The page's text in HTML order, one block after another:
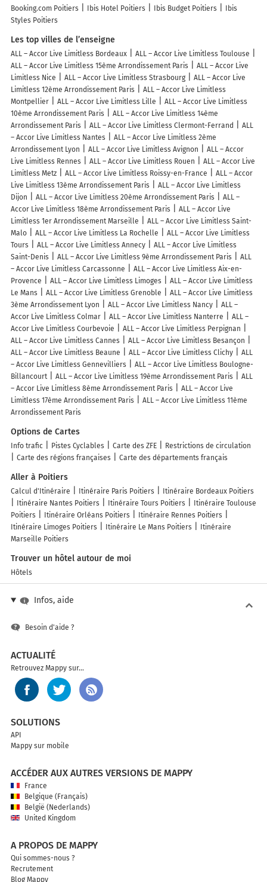
Booking.com Poitiers Ibis Hotel Poitiers Ibis Budget Poitiers
Ibis
Styles Poitiers
Les top villes de l’enseigne
ALL – Accor Live Limitless Bordeaux
ALL – Accor Live Limitless Toulouse
ALL – Accor Live Limitless 15ème Arrondissement Paris
ALL – Accor Live
Limitless Nice
ALL – Accor Live Limitless Strasbourg
ALL – Accor Live
Limitless 12ème Arrondissement Paris
ALL – Accor Live Limitless
Montpellier
ALL – Accor Live Limitless Lille
ALL – Accor Live Limitless
10ème Arrondissement Paris
ALL – Accor Live Limitless 14ème
Arrondissement Paris
ALL – Accor Live Limitless Clermont-Ferrand
ALL
– Accor Live Limitless Nantes
ALL – Accor Live Limitless 2ème
Arrondissement Lyon
ALL – Accor Live Limitless Avignon
ALL – Accor
Live Limitless Rennes
ALL – Accor Live Limitless Rouen
ALL – Accor Live
Limitless Metz
ALL – Accor Live Limitless Roissy-en-France
ALL – Accor
Live Limitless 13ème Arrondissement Paris
ALL – Accor Live Limitless
Dijon
ALL – Accor Live Limitless 20ème Arrondissement Paris
ALL –
Accor Live Limitless 18ème Arrondissement Paris
ALL – Accor Live
Limitless 1er Arrondissement Marseille
ALL – Accor Live Limitless Saint-
Malo
ALL – Accor Live Limitless La Rochelle
ALL – Accor Live Limitless
Tours
ALL – Accor Live Limitless Annecy
ALL – Accor Live Limitless
Saint-Denis
ALL – Accor Live Limitless 9ème Arrondissement Paris
ALL
– Accor Live Limitless Carcassonne
ALL – Accor Live Limitless Aix-en-
Provence
ALL – Accor Live Limitless Limoges
ALL – Accor Live Limitless
Le Mans
ALL – Accor Live Limitless Grenoble
ALL – Accor Live Limitless
3ème Arrondissement Lyon
ALL – Accor Live Limitless Nancy
ALL –
Accor Live Limitless Colmar
ALL – Accor Live Limitless Nanterre
ALL –
Accor Live Limitless Courbevoie
ALL – Accor Live Limitless Perpignan
ALL – Accor Live Limitless Cannes
ALL – Accor Live Limitless Besançon
ALL – Accor Live Limitless Beaune
ALL – Accor Live Limitless Clichy
ALL
– Accor Live Limitless Gennevilliers
ALL – Accor Live Limitless Boulogne-
Billancourt
ALL – Accor Live Limitless 19ème Arrondissement Paris
ALL
– Accor Live Limitless 8ème Arrondissement Paris
ALL – Accor Live
Limitless 17ème Arrondissement Paris
ALL – Accor Live Limitless 11ème
Arrondissement Paris
Options de Cartes
Info trafic Pistes Cyclables Carte des ZFE
Restrictions de circulation
Carte des régions françaises
Carte des départements français
Aller à Poitiers
Calcul d'Itinéraire Itinéraire Paris Poitiers
Itinéraire Bordeaux Poitiers
Itinéraire Nantes Poitiers
Itinéraire Tours Poitiers
Itinéraire Toulouse
Poitiers
Itinéraire Orléans Poitiers
Itinéraire Rennes Poitiers
Itinéraire Limoges Poitiers
Itinéraire Le Mans Poitiers
Itinéraire
Marseille Poitiers
Trouver un hôtel autour de moi
Hôtels
Infos, aide
Besoin d'aide ?
ACTUALITÉ
Retrouvez Mappy sur...
SOLUTIONS
API
Mappy sur mobile
ACCÉDER AUX AUTRES VERSIONS DE MAPPY
France
Belgique (Français)
België (Nederlands)
United Kingdom
A PROPOS DE MAPPY
Qui sommes-nous ?
Recrutement
Blog Mappy